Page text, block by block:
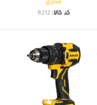
کد کالا: 8212